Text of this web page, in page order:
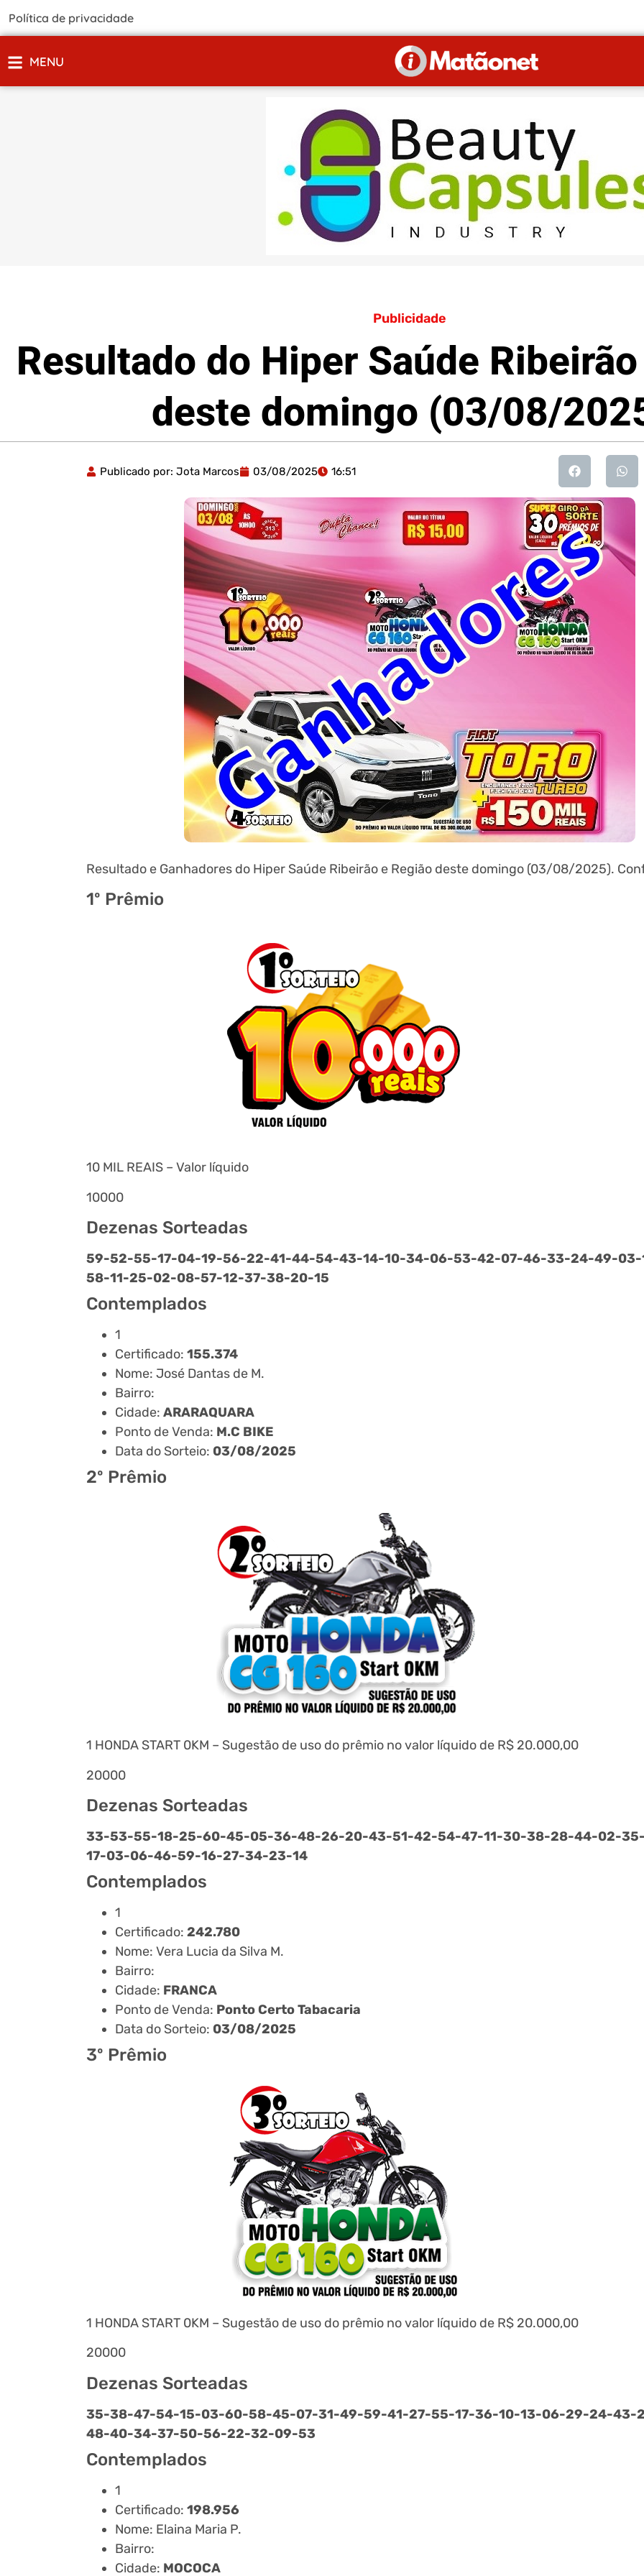
Política de privacidade
MENU
Publicidade
Resultado do Hiper Saúde
deste domingo (03/08/
Publicado por: Jota Marcos 03/08/2025 16:51
Resultado e Ganhadores do Hiper Saúde Ribeirão e Região deste domingo (03/08/2025).
1º Prêmio
10 MIL REAIS – Valor líquido
10000
Dezenas Sorteadas
59-52-55-17-04-19-56-22-41-44-54-43-14-10-34-06-53-42-07-46-33-24-49-03-
58-11-25-02-08-57-12-37-38-20-15
Contemplados
1
Certificado: 155.374
Nome: José Dantas de M.
Bairro:
Cidade: ARARAQUARA
Ponto de Venda: M.C BIKE
Data do Sorteio: 03/08/2025
2º Prêmio
1 HONDA START 0KM – Sugestão de uso do prêmio no valor líquido de R$ 20.000,00
20000
Dezenas Sorteadas
33-53-55-18-25-60-45-05-36-48-26-20-43-51-42-54-47-11-30-38-28-44-02-
17-03-06-46-59-16-27-34-23-14
Contemplados
1
Certificado: 242.780
Nome: Vera Lucia da Silva M.
Bairro:
Cidade: FRANCA
Ponto de Venda: Ponto Certo Tabacaria
Data do Sorteio: 03/08/2025
3º Prêmio
1 HONDA START 0KM – Sugestão de uso do prêmio no valor líquido de R$ 20.000,00
20000
Dezenas Sorteadas
35-38-47-54-15-03-60-58-45-07-31-49-59-41-27-55-17-36-10-13-06-29-24-43-
48-40-34-37-50-56-22-32-09-53
Contemplados
1
Certificado: 198.956
Nome: Elaina Maria P.
Bairro:
Cidade: MOCOCA